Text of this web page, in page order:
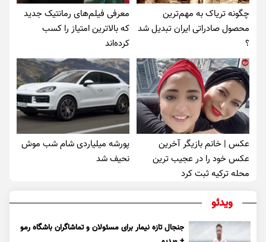
چگونه تریاک به مهم‌ترین
محصول صادراتی ایران تبدیل شد
؟
معرفی فیلم‌های رمانتیک جدید
که بالاترین امتیاز را کسب
کرده‌اند
عکس | خانم بازیگر آخرین
عکس خود را در عجیب ترین
محله ترکیه ثبت کرد
پورشه میلیاردی شام شب موش‌
نحیف شد
ویدئو
جنجال تازه نیمار برای مسئولان و تماشاگران باشگاه رمو